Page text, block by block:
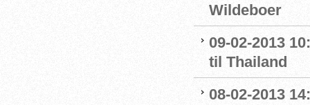
Wildeboer
09-02-2013
til Thailand
08-02-2013